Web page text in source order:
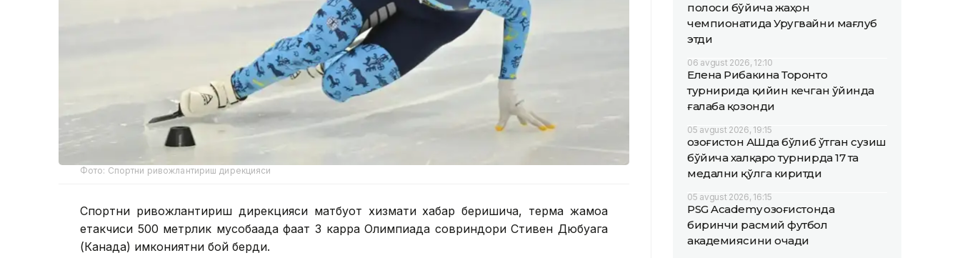
Фото: Спортни ривожлантириш дирекцияси
Спортни ривожлантириш дирекцияси матбуот хизмати хабар беришича, терма жамоа
етакчиси 500 метрлик мусобақада фақат 3 карра Олимпиада совриндори Стивен Дюбуага
(Канада) имкониятни бой берди.
полоси бўйича жаҳон
чемпионатида Уругвайни мағлуб
этди
06 avgust 2026, 12:10
Елена Рибакина Торонто
турнирида қийин кечган ўйинда
ғалаба қозонди
05 avgust 2026, 19:15
Қозоғистон АҚШда бўлиб ўтган сузиш
бўйича халқаро турнирда 17 та
медални қўлга киритди
05 avgust 2026, 16:15
PSG Academy Қозоғистонда
биринчи расмий футбол
академиясини очади